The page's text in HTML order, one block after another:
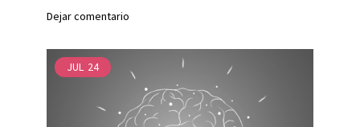
Dejar comentario
JUL 24